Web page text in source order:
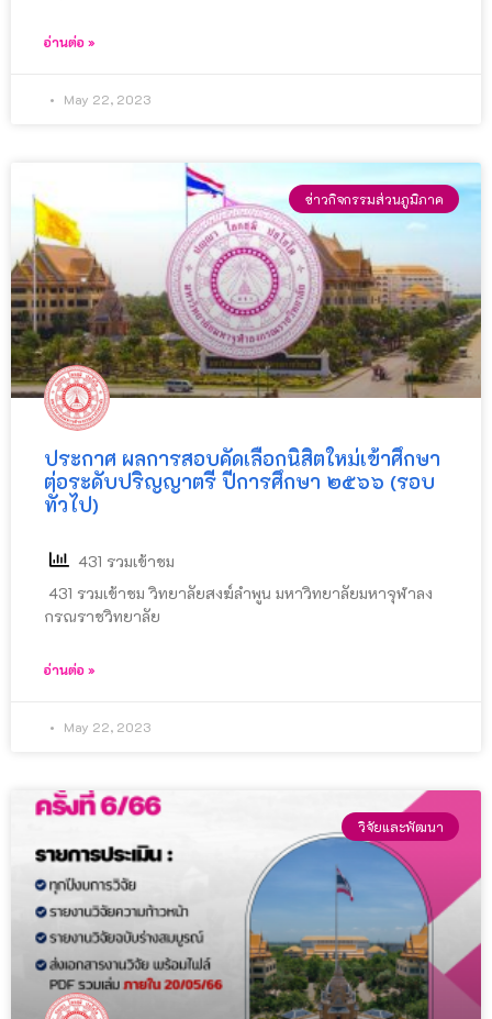
อ่านต่อ »
May 22, 2023
ข่าวกิจกรรมส่วนภูมิภาค
ประกาศ ผลการสอบคัดเลือกนิสิตใหม่เข้าศึกษา
ต่อระดับปริญญาตรี ปีการศึกษา ๒๕๖๖ (รอบ
ทั่วไป)
431 รวมเข้าชม
431 รวมเข้าชม วิทยาลัยสงฆ์ลำพูน มหาวิทยาลัยมหาจุฬาลง
กรณราชวิทยาลัย
อ่านต่อ »
May 22, 2023
วิจัยและพัฒนา